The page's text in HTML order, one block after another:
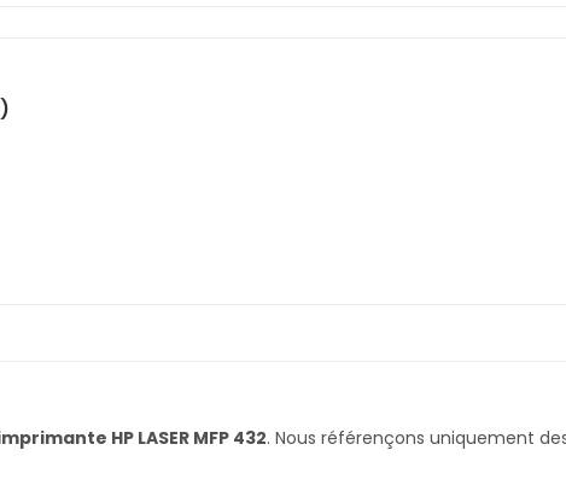
HP LASER MFP 432. Nous référençons uniquement